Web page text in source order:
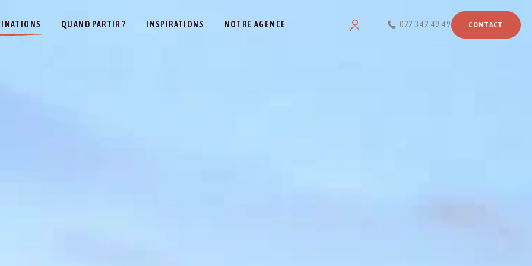
QUAND PARTIR ? INSPIRATIONS NOTRE AGENCE 022 342 49 49 CONTACT